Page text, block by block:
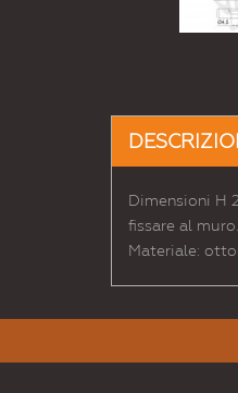
Dimensioni H
fissare al
Materiale: